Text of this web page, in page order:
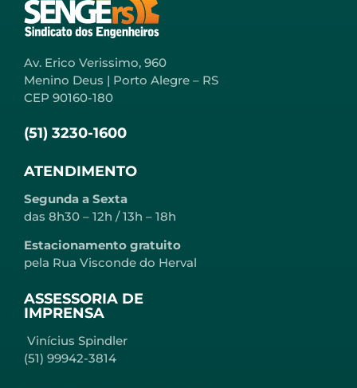
Av. Erico Verissimo, 960
Menino Deus | Porto Alegre – RS
CEP 90160-180
(51) 3230-1600
ATENDIMENTO
Segunda a Sexta
das 8h30 – 12h / 13h – 18h
Estacionamento gratuito
pela Rua Visconde do Herval
ASSESSORIA DE
IMPRENSA
Vinícius Spindler
(51) 99942-3814